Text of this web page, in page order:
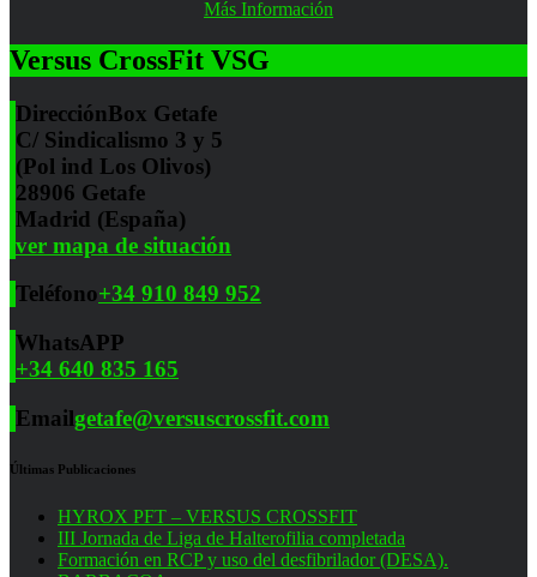
Más Información
Versus CrossFit VSG
DirecciónBox Getafe
C/ Sindicalismo 3 y 5
(Pol ind Los Olivos)
28906 Getafe
Madrid (España)
ver mapa de situación
Teléfono+34 910 849 952
WhatsAPP
+34 640 835 165
Emailgetafe@versuscrossfit.com
Últimas Publicaciones
HYROX PFT – VERSUS CROSSFIT
III Jornada de Liga de Halterofilia completada
Formación en RCP y uso del desfibrilador (DESA).